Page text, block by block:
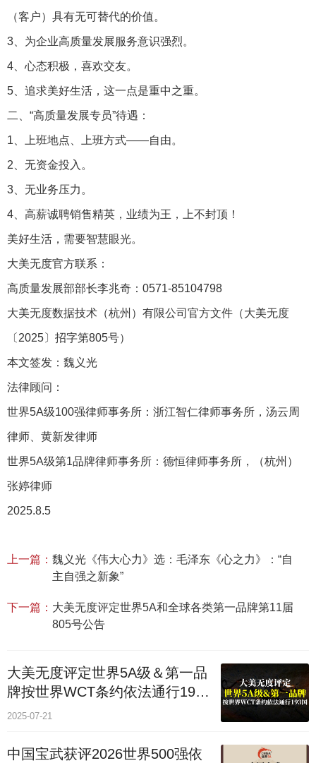
（客户）具有无可替代的价值。
3、为企业高质量发展服务意识强烈。
4、心态积极，喜欢交友。
5、追求美好生活，这一点是重中之重。
二、“高质量发展专员”待遇：
1、上班地点、上班方式——自由。
2、无资金投入。
3、无业务压力。
4、高薪诚聘销售精英，业绩为王，上不封顶！
美好生活，需要智慧眼光。
大美无度官方联系：
高质量发展部部长李兆奇：0571-85104798
大美无度数据技术（杭州）有限公司官方文件（大美无度
〔2025〕招字第805号）
本文签发：魏义光
法律顾问：
世界5A级100强律师事务所：浙江智仁律师事务所，汤云周
律师、黄新发律师
世界5A级第1品牌律师事务所：德恒律师事务所，（杭州）
张婷律师
2025.8.5
上一篇： 魏义光《伟大心力》选：毛泽东《心之力》：“自
主自强之新象”
下一篇： 大美无度评定世界5A和全球各类第一品牌第11届
805号公告
大美无度评定世界5A级＆第一品
牌按世界WCT条约依法通行193
个国家
2025-07-21
中国宝武获评2026世界500强依